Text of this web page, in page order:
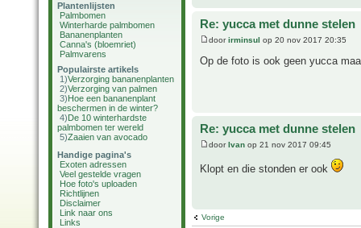
Plantenlijsten
Palmbomen
Winterharde palmbomen
Bananenplanten
Canna's (bloemriet)
Palmvarens
Populairste artikels
1)Verzorging bananenplanten
2)Verzorging van palmen
3)Hoe een bananenplant
beschermen in de winter?
4)De 10 winterhardste
palmbomen ter wereld
5)Zaaien van avocado
Handige pagina's
Exoten adressen
Veel gestelde vragen
Hoe foto's uploaden
Richtlijnen
Disclaimer
Link naar ons
Links
Re: yucca met dunne stelen
doorirminsul op 20 nov 2017 20:35
Op de foto is ook geen yucca
Re: yucca met dunne stelen
doorIvan op 21 nov 2017 09:45
Klopt en die stonden er ook
Vorige